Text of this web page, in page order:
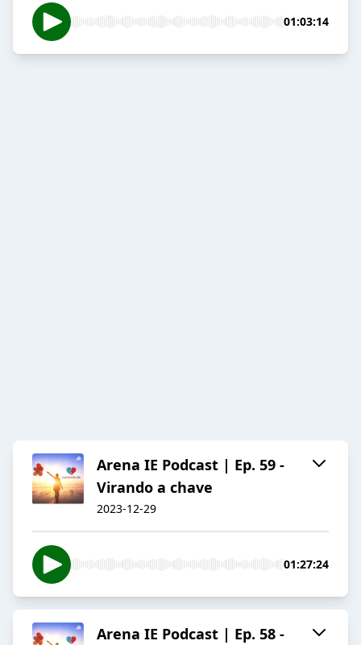
01:03:14
Arena IE Podcast | Ep. 59 -
Virando a chave
2023-12-29
01:27:24
Arena IE Podcast | Ep. 58 -